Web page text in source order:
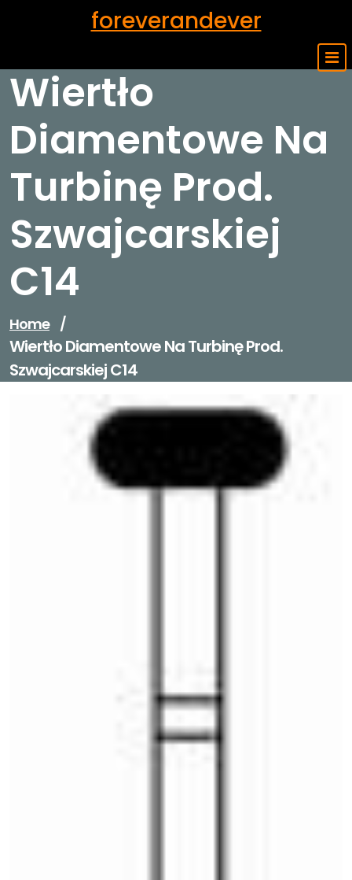
foreverandever
Wiertło
Diamentowe Na
Turbinę Prod.
Szwajcarskiej
C14
Home /
Wiertło Diamentowe Na Turbinę Prod.
Szwajcarskiej C14